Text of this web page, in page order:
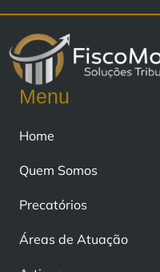
Menu
Home
Quem Somos
Precatórios
Áreas de Atuação